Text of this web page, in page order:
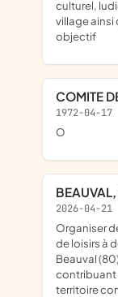
culturel,
village ainsi
objectif
COMITE
1972-04-17
o
2026-04-21
organiser des activités festives, culturelles, sportives et
de loisirs à
Beauval
contribuant
territoire